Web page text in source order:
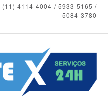
(11) 4114-4004 / 5933-5165 /
5084-3780